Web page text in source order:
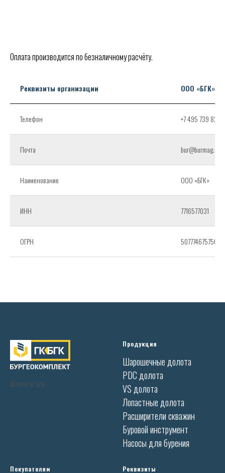
Оплата производится по безналичному расчёту.
Реквизиты организации ООО «БГК»
Телефон +7 495 739 82 97
Почта bur@burmag.ru
Наименование ООО «БГК»
ИНН 7716577031
ОГРН 5077746757501
© 1998 КГ БГК
Продукция
Шарошечные долота
PDC долота
VS долота
Лопастные долота
Расширители скважин
Буровой инструмент
Насосы для бурения
Покупателям Реквизиты